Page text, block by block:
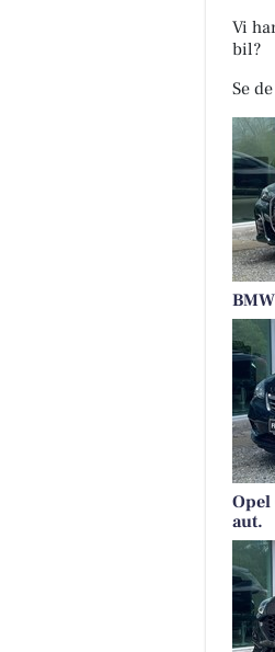
Vi
bil?
Se
Opel
aut.